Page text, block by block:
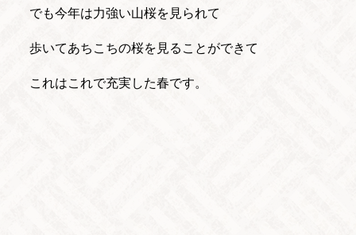
でも今年は力強い山桜を見られて
歩いてあちこちの桜を見ることができて
これはこれで充実した春です。